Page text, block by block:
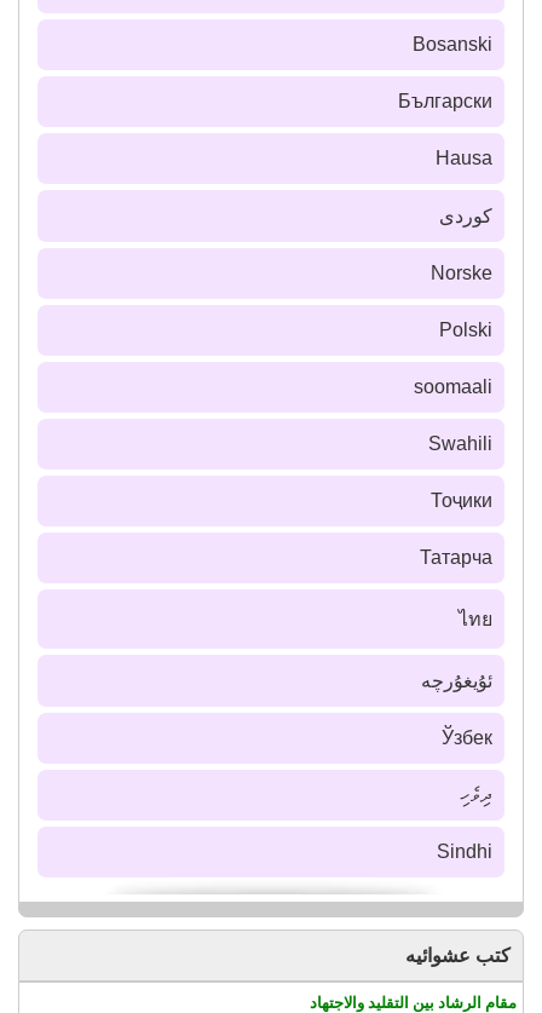
Bosanski
Български
Hausa
كوردی
Norske
Polski
soomaali
Swahili
Тоҷики
Татарча
ไทย
ئۇيغۇرچە
Ўзбек
ދިވެހި
Sindhi
كتب عشوائيه
مقام الرشاد بين التقليد والاجتهاد